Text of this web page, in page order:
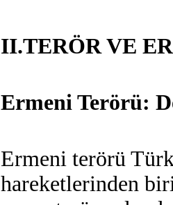
II.TERÖR VE
Ermeni Terörü:
Ermeni terörü
hareketlerinden